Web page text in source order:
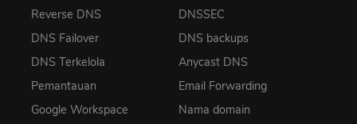
Reverse DNS
DNS Failover
DNS Terkelola
Pemantauan
Google Workspace
DNSSEC
DNS backups
Anycast DNS
Email Forwarding
Nama domain